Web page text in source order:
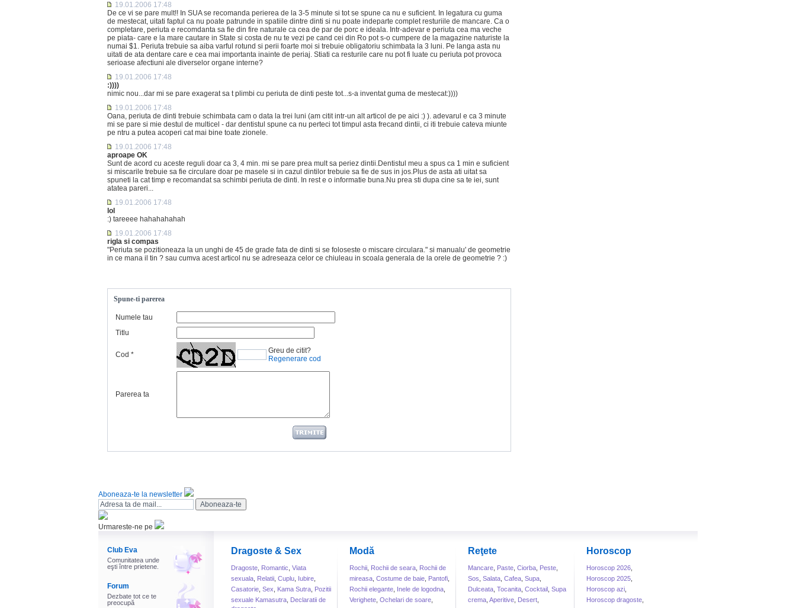
19.01.2006 17:48
De ce vi se pare mult!! In SUA se recomanda perierea de la 3-5 minute si tot se spune ca nu e suficient. In legatura cu guma
de mestecat, uitati faptul ca nu poate patrunde in spatiile dintre dinti si nu poate indeparte complet resturiile de mancare. Ca o
completare, periuta e recomdanta sa fie din fire naturale ca cea de par de porc e ideala. Intr-adevar e periuta cea ma veche
pe piata- care e la mare cautare in State si costa de nu te vezi pe cand cei din Ro pot s-o cumpere de la magazine naturiste la
numai $1. Periuta trebuie sa aiba varful rotund si perii foarte moi si trebuie obligatoriu schimbata la 3 luni. Pe langa asta nu
uitati de ata dentare care e cea mai importanta inainte de periaj. Stiati ca resturile care nu pot fi luate cu periuta pot provoca
serioase afectiuni ale diverselor organe interne?
19.01.2006 17:48
:))))
nimic nou...dar mi se pare exagerat sa t plimbi cu periuta de dinti peste tot...s-a inventat guma de mestecat:))))
19.01.2006 17:48
Oana, periuta de dinti trebuie schimbata cam o data la trei luni (am citit intr-un alt articol de pe aici :) ). adevarul e ca 3 minute
mi se pare si mie destul de multicel - dar dentistul spune ca nu perteci tot timpul asta frecand dintii, ci iti trebuie cateva miunte
pe ntru a putea acoperi cat mai bine toate zionele.
19.01.2006 17:48
aproape OK
Sunt de acord cu aceste reguli doar ca 3, 4 min. mi se pare prea mult sa periez dintii.Dentistul meu a spus ca 1 min e suficient
si miscarile trebuie sa fie circulare doar pe masele si in cazul dintilor trebuie sa fie de sus in jos.Plus de asta ati uitat sa
spuneti la cat timp e recomandat sa schimbi periuta de dinti. In rest e o informatie buna.Nu prea sti dupa cine sa te iei, sunt
atatea pareri...
19.01.2006 17:48
lol
:) tareeee hahahahahah
19.01.2006 17:48
rigla si compas
"Periuta se pozitioneaza la un unghi de 45 de grade fata de dinti si se foloseste o miscare circulara." si manualu' de geometrie
in ce mana il tin ? sau cumva acest articol nu se adreseaza celor ce chiuleau in scoala generala de la orele de geometrie ? :)
Spune-ti parerea
Numele tau
Titlu
Cod *
Greu de citit?
Regenerare cod
Parerea ta
Aboneaza-te la newsletter
Urmareste-ne pe
Club Eva
Comunitatea unde
eşti între prietene.
Forum
Dezbate tot ce te
preocupă
Dragoste & Sex
Dragoste Romantic Viata
sexuala Relatii Cuplu Iubire
Casatorie Sex Kama Sutra Pozitii
sexuale Kamasutra Declaratii de
Modă
Rochii Rochii de seara Rochii de
mireasa Costume de baie Pantofi
Rochii elegante Inele de logodna
Verighete Ochelari de soare
Reţete
Mancare Paste Ciorba Peste
Sos Salata Cafea Supa
Dulceata Tocanita Cocktail Supa
crema Aperitive Desert
Horoscop
Horoscop 2026
Horoscop 2025
Horoscop azi
Horoscop dragoste